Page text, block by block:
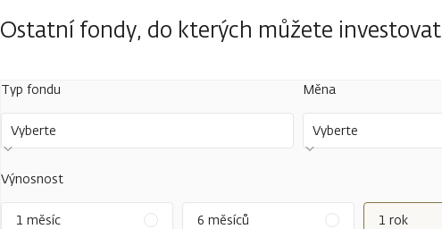
Ostatní fondy, do kterých můžete investovat
Typ fondu
Vyberte
Měna
Vyberte
Výnosnost
1 měsíc 6 měsíců 1 rok